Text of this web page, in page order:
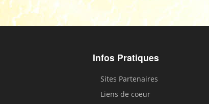
Infos Pratiques
Sites Partenaires
Liens de coeur